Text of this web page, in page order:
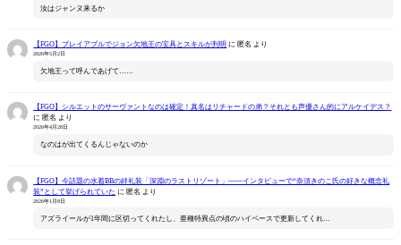
汝はジャンヌ来るか
【FGO】プレイアブルでジョン欠地王の宝具とスキルが判明 に 匿名 より
2026年5月2日
欠地王って呼んであげて……
【FGO】シルエットのサーヴァントなのは確定！真名はリチャードの弟？それとも声優さん的にアルケイデス？
に 匿名 より
2026年4月28日
なのはが出てくるんじゃないのか
【FGO】今話題の水着BBの絆礼装「深淵のラストリゾート」――インタビューで“奈須きのこ氏の好きな概念礼
装”として挙げられていた に匿名 より
2026年1月8日
アズライールが1年間に区切ってくれたし、亜種特異点の頃のハイペースで更新してくれ…